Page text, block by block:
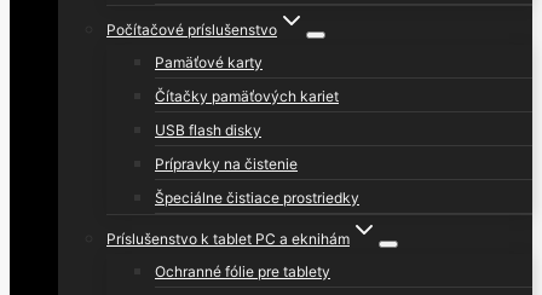
Počítačové príslušenstvo
Pamäťové karty
Čítačky pamäťových kariet
USB flash disky
Prípravky na čistenie
Špeciálne čistiace prostriedky
Príslušenstvo k tablet PC a eknihám
Ochranné fólie pre tablety